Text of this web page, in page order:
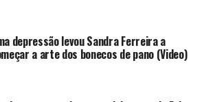
depressão levou Sandra Ferreira a
a arte dos bonecos de pano (Video)